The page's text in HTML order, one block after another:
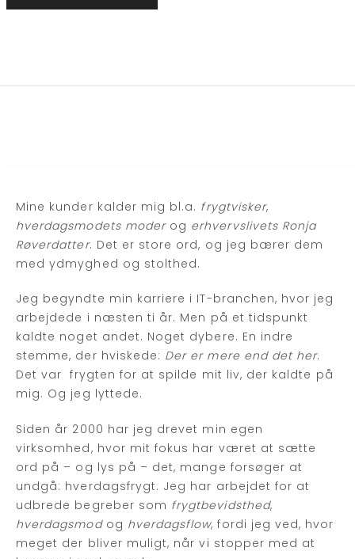
Mine kunder kalder mig bl.a. frygtvisker,
hverdagsmodets moderog erhvervslivets Ronja
Røverdatter. Det er store ord, og jeg bærer dem
med ydmyghed og stolthed.
Jeg begyndte min karriere i IT-branchen, hvor jeg
arbejdede i næsten ti år. Men på et tidspunkt
kaldte noget andet. Noget dybere. En indre
stemme, der hviskede: Der er mere end det her.
Det var frygten for at spilde mit liv, der kaldte på
mig. Og jeg lyttede.
Siden år 2000 har jeg drevet min egen
virksomhed, hvor mit fokus har været at sætte
ord på – og lys på – det, mange forsøger at
undgå: hverdagsfrygt. Jeg har arbejdet for at
udbrede begreber som frygtbevidsthed,
hverdagsmodog hverdagsflow, fordi jeg ved, hvor
meget der bliver muligt, når vi stopper med at